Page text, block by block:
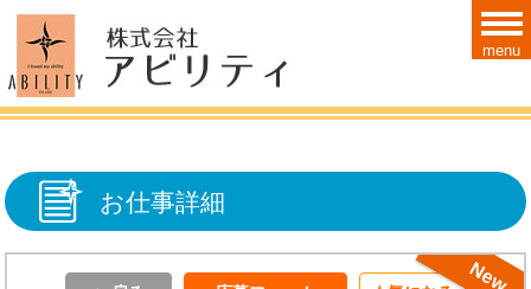
お仕事詳細
ＮＥＷ！！
menu